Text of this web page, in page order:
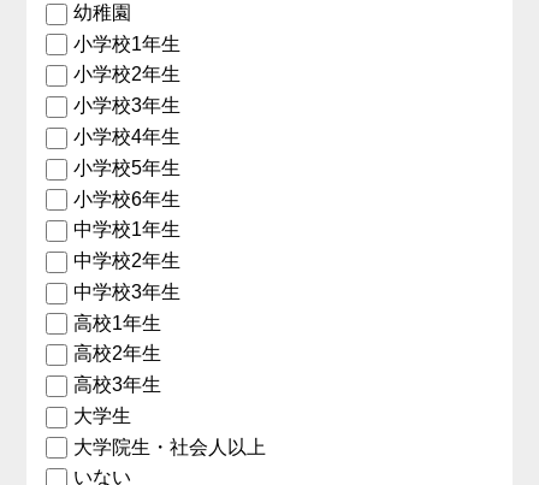
幼稚園
小学校1年生
小学校2年生
小学校3年生
小学校4年生
小学校5年生
小学校6年生
中学校1年生
中学校2年生
中学校3年生
高校1年生
高校2年生
高校3年生
大学生
大学院生・社会人以上
いない